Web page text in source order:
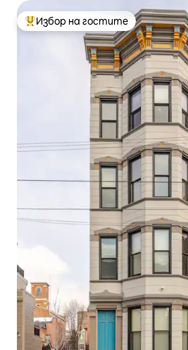
Най-популярен избор на
Избор на гостите